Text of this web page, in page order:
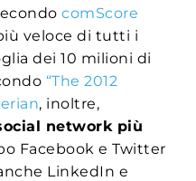
comScore
veloce di tutti i
dei 10 milioni di
“The 2012
, inoltre,
network più
Facebook e Twitter
LinkedIn e